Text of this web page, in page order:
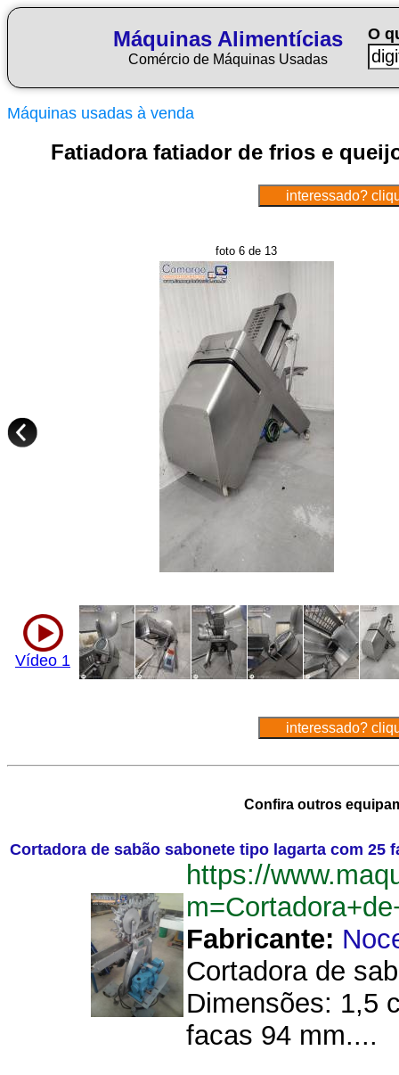
Máquinas Alimentícias
Comércio de Máquinas Usadas
O
Máquinas usadas à venda
Fatiadora fatiador de frios e
foto 6 de 13
Vídeo 1
Confira outros
Cortadora de sabão sabonete tipo lagarta com 25
https://
Fabricante:
Cortadora de
Dimensões: 1,5
facas 94 mm....